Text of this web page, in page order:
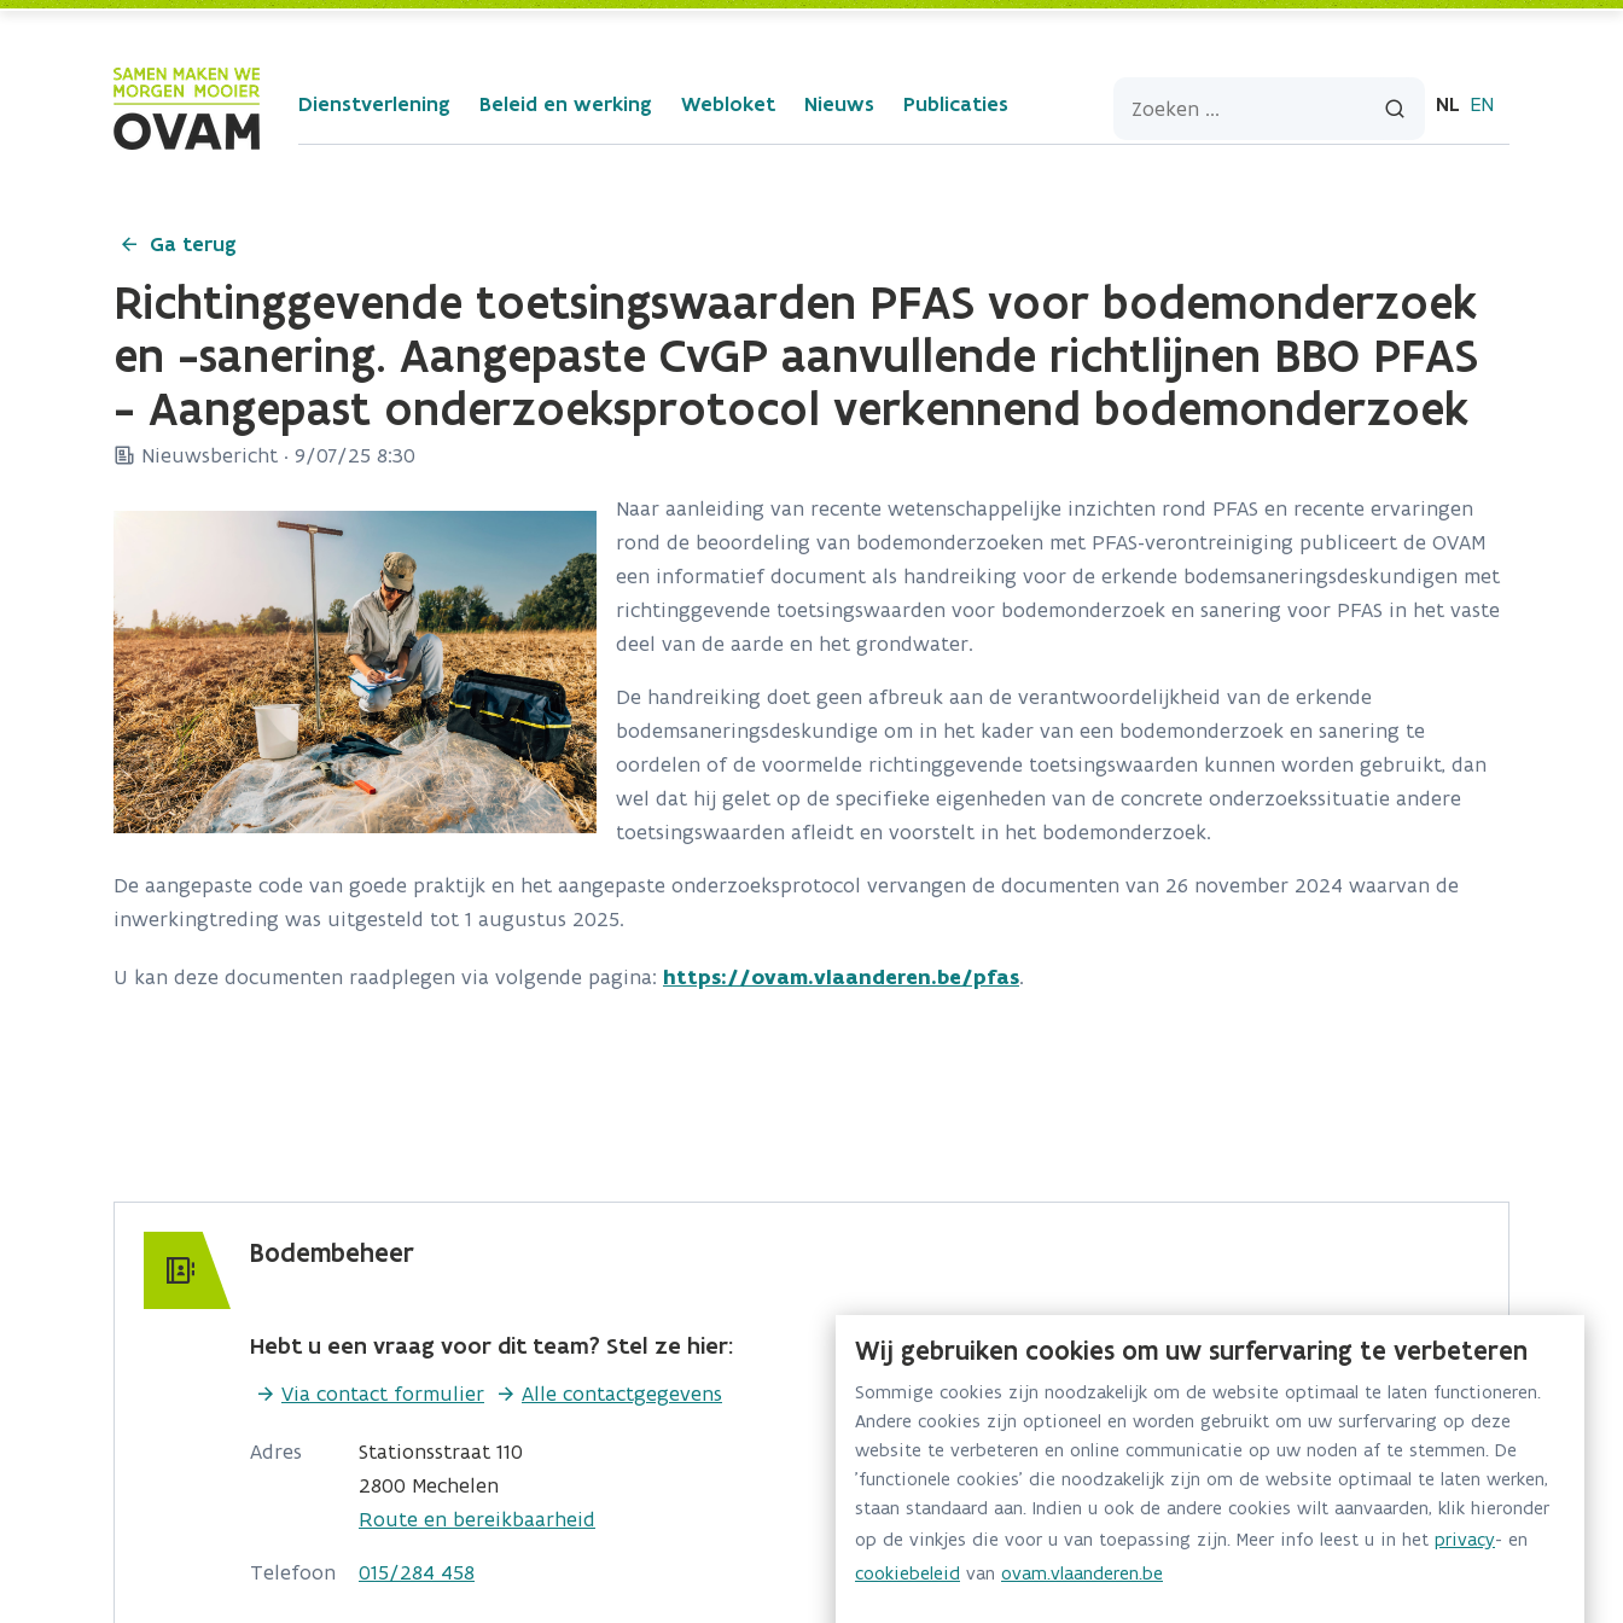
Dienstverlening Beleid en werking Webloket Nieuws Publicaties NL EN
Ga terug
Richtinggevende toetsingswaarden PFAS voor bodemonderzoek
en -sanering. Aangepaste CvGP aanvullende richtlijnen BBO PFAS
- Aangepast onderzoeksprotocol verkennend bodemonderzoek
Nieuwsbericht · 9/07/25 8:30
Naar aanleiding van recente wetenschappelijke inzichten rond PFAS en recente ervaringen
rond de beoordeling van bodemonderzoeken met PFAS-verontreiniging publiceert de OVAM
een informatief document als handreiking voor de erkende bodemsaneringsdeskundigen met
richtinggevende toetsingswaarden voor bodemonderzoek en sanering voor PFAS in het vaste
deel van de aarde en het grondwater.
De handreiking doet geen afbreuk aan de verantwoordelijkheid van de erkende
bodemsaneringsdeskundige om in het kader van een bodemonderzoek en sanering te
oordelen of de voormelde richtinggevende toetsingswaarden kunnen worden gebruikt, dan
wel dat hij gelet op de specifieke eigenheden van de concrete onderzoekssituatie andere
toetsingswaarden afleidt en voorstelt in het bodemonderzoek.
De aangepaste code van goede praktijk en het aangepaste onderzoeksprotocol vervangen de documenten van 26 november 2024 waarvan de
inwerkingtreding was uitgesteld tot 1 augustus 2025.
U kan deze documenten raadplegen via volgende pagina: https://ovam.vlaanderen.be/pfas.
Bodembeheer
Hebt u een vraag voor dit team? Stel ze hier:
Via contact formulier Alle contactgegevens
Adres
Stationsstraat 110
2800 Mechelen
Route en bereikbaarheid
Telefoon
015/284 458
Wij gebruiken cookies om uw surfervaring te verbeteren
Sommige cookies zijn noodzakelijk om de website optimaal te laten functioneren.
Andere cookies zijn optioneel en worden gebruikt om uw surfervaring op deze
website te verbeteren en online communicatie op uw noden af te stemmen. De
'functionele cookies' die noodzakelijk zijn om de website optimaal te laten werken,
staan standaard aan. Indien u ook de andere cookies wilt aanvaarden, klik hieronder
op de vinkjes die voor u van toepassing zijn. Meer info leest u in het privacy- en
cookiebeleid van ovam.vlaanderen.be